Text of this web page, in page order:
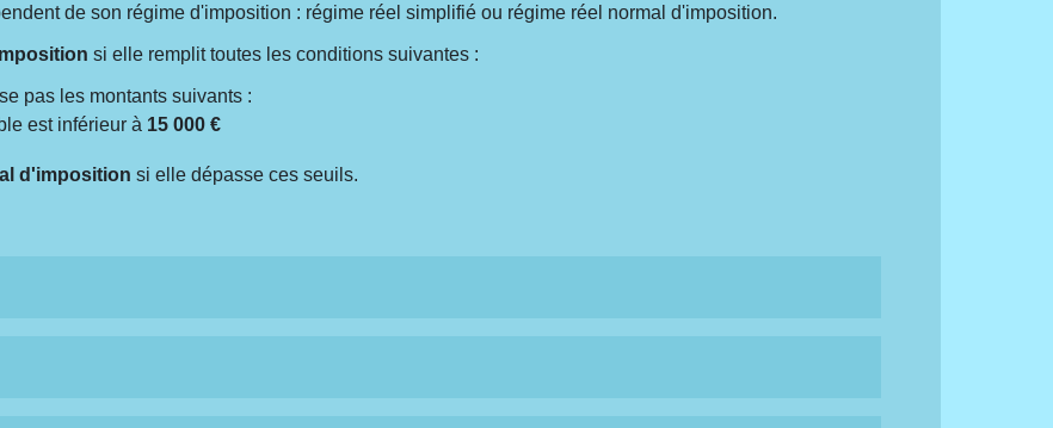
de son régime d'imposition : régime réel simplifié ou régime réel normal d'imposition.
si elle remplit toutes les conditions suivantes :
pas les montants suivants :
est inférieur à 15 000 €
d'imposition si elle dépasse ces seuils.